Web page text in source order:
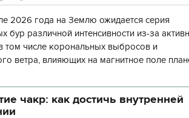
2026 года на Землю ожидается серия
бур различной интенсивности из-за
том числе корональных выбросов и
ветра, влияющих на магнитное поле
чакр: как достичь внутренней